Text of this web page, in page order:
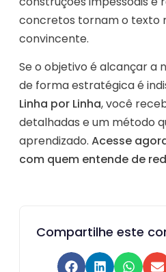
concretos tornam o texto
convincente.
Se o objetivo é alcançar a
de forma estratégica é
Linha por Linha, você
detalhadas e um método
aprendizado. Acesse
com quem entende de
Compartilhe este